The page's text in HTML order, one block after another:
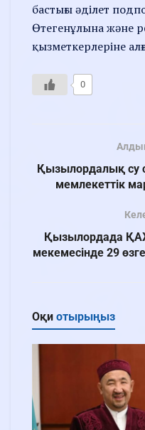
бастығы әділет
Өтегенұлына және
қызметкерлеріне
0
Қызылордалық су
мемлекеттік
Қызылордада
мекемесінде 29
Оқи отырыңыз